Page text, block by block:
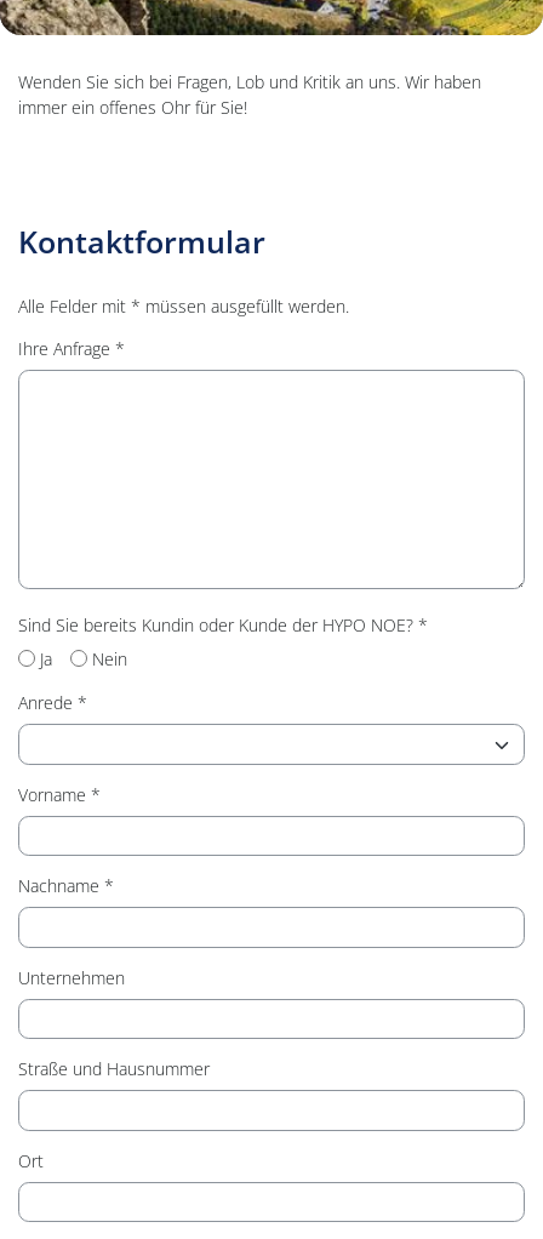
Wenden Sie sich bei Fragen, Lob und Kritik an uns. Wir haben
immer ein offenes Ohr für Sie!
Kontaktformular
Alle Felder mit * müssen ausgefüllt werden.
Ihre Anfrage
Sind Sie bereits Kundin oder Kunde der HYPO NOE?
Ja
Nein
Anrede
Vorname
Nachname
Unternehmen
Straße und Hausnummer
Ort